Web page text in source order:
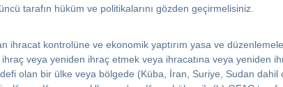
tarafın hüküm ve politikalarını gözden geçirmelisiniz.
ihracat kontrolüne ve ekonomik yaptırım yasa ve
veya yeniden ihraç etmek veya ihracatına veya yeniden
olan bir ülke veya bölgede (Küba, İran, Suriye, Sudan